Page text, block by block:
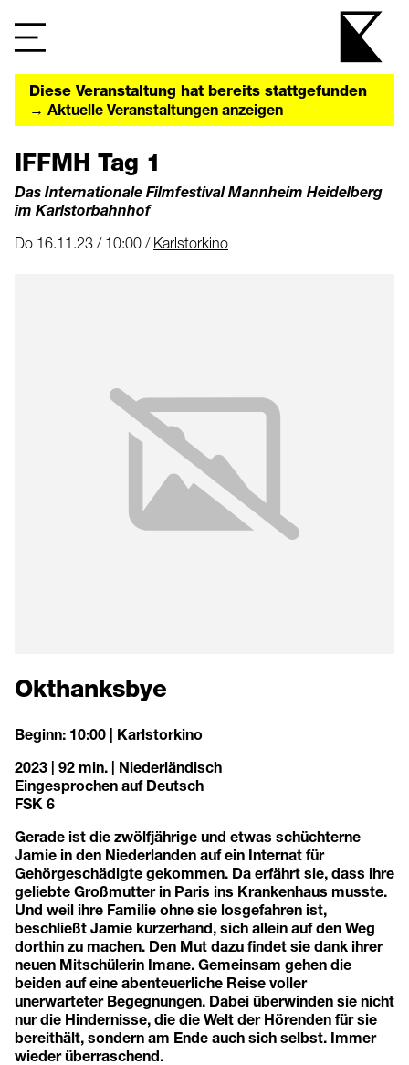
Diese Veranstaltung hat bereits stattgefunden
→ Aktuelle Veranstaltungen anzeigen
IFFMH Tag 1
Das Internationale Filmfestival Mannheim Heidelberg
im Karlstorbahnhof
Do 16.11.23 / 10:00 / Karlstorkino
Okthanksbye
Beginn: 10:00 | Karlstorkino
2023 | 92 min. | Niederländisch
Eingesprochen auf Deutsch
FSK 6
Gerade ist die zwölfjährige und etwas schüchterne
Jamie in den Niederlanden auf ein Internat für
Gehörgeschädigte gekommen. Da erfährt sie, dass ihre
geliebte Großmutter in Paris ins Krankenhaus musste.
Und weil ihre Familie ohne sie losgefahren ist,
beschließt Jamie kurzerhand, sich allein auf den Weg
dorthin zu machen. Den Mut dazu findet sie dank ihrer
neuen Mitschülerin Imane. Gemeinsam gehen die
beiden auf eine abenteuerliche Reise voller
unerwarteter Begegnungen. Dabei überwinden sie nicht
nur die Hindernisse, die die Welt der Hörenden für sie
bereithält, sondern am Ende auch sich selbst. Immer
wieder überraschend.